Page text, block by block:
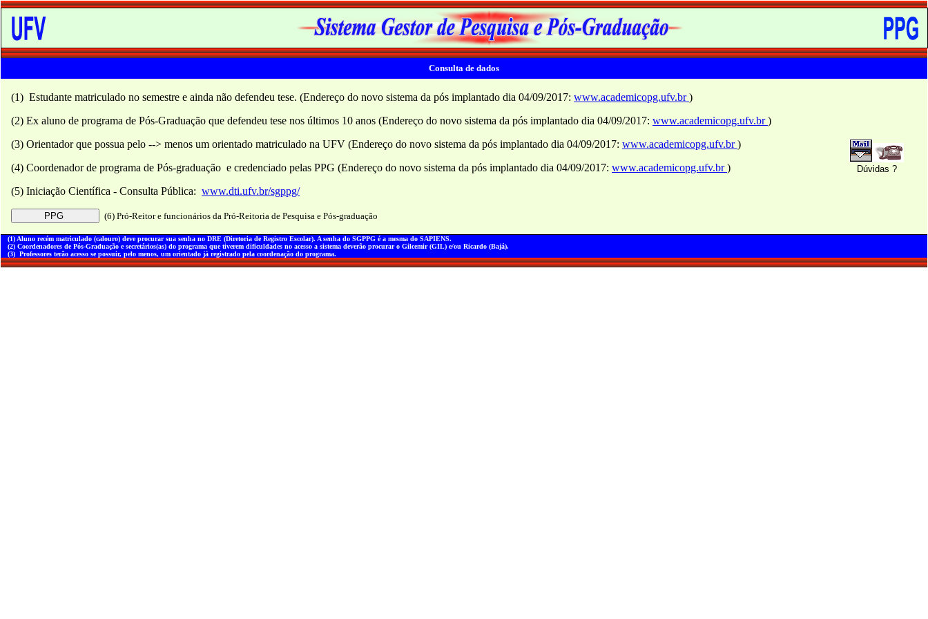
Consulta de dados
(1) Estudante matriculado no semestre e ainda não defendeu tese. (Endereço do novo sistema da pós implantado dia 04/09/2017: www.academicopg.ufv.br)
(2) Ex aluno de programa de Pós-Graduação que defendeu tese nos últimos 10 anos (Endereço do novo sistema da pós implantado dia 04/09/2017: www.academicopg.ufv.br)
(3) Orientador que possua pelo --> menos um orientado matriculado na UFV (Endereço do novo sistema da pós implantado dia 04/09/2017: www.academicopg.ufv.br)
(4) Coordenador de programa de Pós-graduação e credenciado pelas PPG (Endereço do novo sistema da pós implantado dia 04/09/2017: www.academicopg.ufv.br)
(5) Iniciação Científica - Consulta Pública: www.dti.ufv.br/sgppg/
(6) Pró-Reitor e funcionários da Pró-Reitoria de Pesquisa e Pós-graduação
Dúvidas ?
(1) Aluno recém matriculado (calouro) deve procurar sua senha no DRE (Diretoria de Registro Escolar). A senha do SGPPG é a mesma do SAPIENS.
(2) Coordenadores de Pós-Graduação e secretários(as) do programa que tiverem dificuldades no acesso a sistema deverão procurar o Gilcemir (GIL) e/ou Ricardo (Bajá).
(3) Professores terão acesso se possuir, pelo menos, um orientado já registrado pela coordenação do programa.